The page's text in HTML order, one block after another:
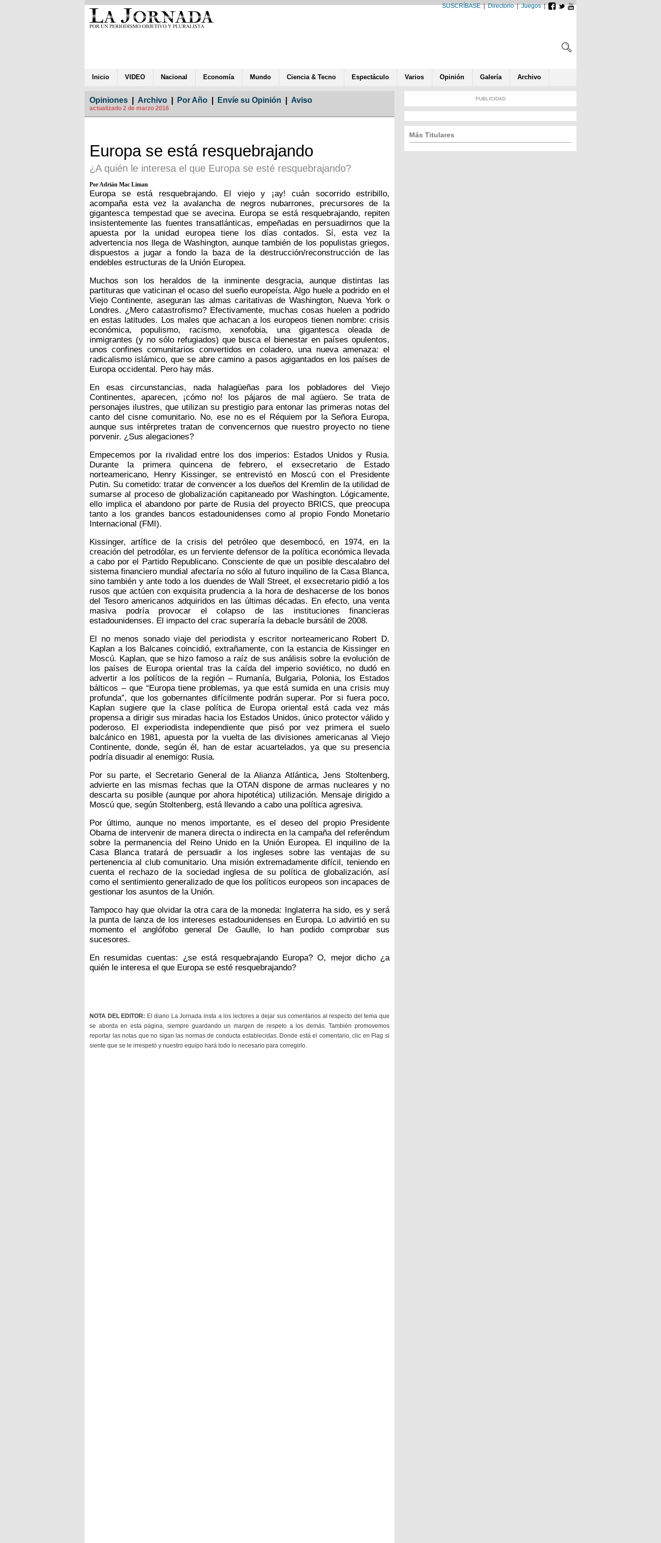
SUSCRÍBASE|Directorio|Juegos|
Inicio VIDEO Nacional Economía Mundo Ciencia & Tecno Espectáculo Varios Opinión Galería Archivo
Opiniones Archivo Por Año Envíe su Opinión Aviso
actualizado 2 de marzo 2016
Europa se está resquebrajando
¿A quién le interesa el que Europa se esté resquebrajando?
Por Adrián Mac Liman
Europa se está resquebrajando. El viejo y ¡ay! cuán socorrido estribillo,
acompaña esta vez la avalancha de negros nubarrones, precursores de la
gigantesca tempestad que se avecina. Europa se está resquebrajando, repiten
insistentemente las fuentes transatlánticas, empeñadas en persuadirnos que la
apuesta por la unidad europea tiene los días contados. Sí, esta vez la
advertencia nos llega de Washington, aunque también de los populistas griegos,
dispuestos a jugar a fondo la baza de la destrucción/reconstrucción de las
endebles estructuras de la Unión Europea.
Muchos son los heraldos de la inminente desgracia, aunque distintas las
partituras que vaticinan el ocaso del sueño europeísta. Algo huele a podrido en el
Viejo Continente, aseguran las almas caritativas de Washington, Nueva York o
Londres. ¿Mero catastrofismo? Efectivamente, muchas cosas huelen a podrido
en estas latitudes. Los males que achacan a los europeos tienen nombre: crisis
económica, populismo, racismo, xenofobia, una gigantesca oleada de
inmigrantes (y no sólo refugiados) que busca el bienestar en países opulentos,
unos confines comunitarios convertidos en coladero, una nueva amenaza: el
radicalismo islámico, que se abre camino a pasos agigantados en los países de
Europa occidental. Pero hay más.
En esas circunstancias, nada halagüeñas para los pobladores del Viejo
Continentes, aparecen, ¡cómo no! los pájaros de mal agüero. Se trata de
personajes ilustres, que utilizan su prestigio para entonar las primeras notas del
canto del cisne comunitario. No, ese no es el Réquiem por la Señora Europa,
aunque sus intérpretes tratan de convencernos que nuestro proyecto no tiene
porvenir. ¿Sus alegaciones?
Empecemos por la rivalidad entre los dos imperios: Estados Unidos y Rusia.
Durante la primera quincena de febrero, el exsecretario de Estado
norteamericano, Henry Kissinger, se entrevistó en Moscú con el Presidente
Putin. Su cometido: tratar de convencer a los dueños del Kremlin de la utilidad de
sumarse al proceso de globalización capitaneado por Washington. Lógicamente,
ello implica el abandono por parte de Rusia del proyecto BRICS, que preocupa
tanto a los grandes bancos estadounidenses como al propio Fondo Monetario
Internacional (FMI).
Kissinger, artífice de la crisis del petróleo que desembocó, en 1974, en la
creación del petrodólar, es un ferviente defensor de la política económica llevada
a cabo por el Partido Republicano. Consciente de que un posible descalabro del
sistema financiero mundial afectaría no sólo al futuro inquilino de la Casa Blanca,
sino también y ante todo a los duendes de Wall Street, el exsecretario pidió a los
rusos que actúen con exquisita prudencia a la hora de deshacerse de los bonos
del Tesoro americanos adquiridos en las últimas décadas. En efecto, una venta
masiva podría provocar el colapso de las instituciones financieras
estadounidenses. El impacto del crac superaría la debacle bursátil de 2008.
El no menos sonado viaje del periodista y escritor norteamericano Robert D.
Kaplan a los Balcanes coincidió, extrañamente, con la estancia de Kissinger en
Moscú. Kaplan, que se hizo famoso a raíz de sus análisis sobre la evolución de
los países de Europa oriental tras la caída del imperio soviético, no dudó en
advertir a los políticos de la región – Rumanía, Bulgaria, Polonia, los Estados
bálticos – que “Europa tiene problemas, ya que está sumida en una crisis muy
profunda”, que los gobernantes difícilmente podrán superar. Por si fuera poco,
Kaplan sugiere que la clase política de Europa oriental está cada vez más
propensa a dirigir sus miradas hacia los Estados Unidos, único protector válido y
poderoso. El experiodista independiente que pisó por vez primera el suelo
balcánico en 1981, apuesta por la vuelta de las divisiones americanas al Viejo
Continente, donde, según él, han de estar acuartelados, ya que su presencia
podría disuadir al enemigo: Rusia.
Por su parte, el Secretario General de la Alianza Atlántica, Jens Stoltenberg,
advierte en las mismas fechas que la OTAN dispone de armas nucleares y no
descarta su posible (aunque por ahora hipotética) utilización. Mensaje dirigido a
Moscú que, según Stoltenberg, está llevando a cabo una política agresiva.
Por último, aunque no menos importante, es el deseo del propio Presidente
Obama de intervenir de manera directa o indirecta en la campaña del referéndum
sobre la permanencia del Reino Unido en la Unión Europea. El inquilino de la
Casa Blanca tratará de persuadir a los ingleses sobre las ventajas de su
pertenencia al club comunitario. Una misión extremadamente difícil, teniendo en
cuenta el rechazo de la sociedad inglesa de su política de globalización, así
como el sentimiento generalizado de que los políticos europeos son incapaces de
gestionar los asuntos de la Unión.
Tampoco hay que olvidar la otra cara de la moneda: Inglaterra ha sido, es y será
la punta de lanza de los intereses estadounidenses en Europa. Lo advirtió en su
momento el anglófobo general De Gaulle, lo han podido comprobar sus
sucesores.
En resumidas cuentas: ¿se está resquebrajando Europa? O, mejor dicho ¿a
quién le interesa el que Europa se esté resquebrajando?
NOTA DEL EDITOR: El diario La Jornada insta a los lectores a dejar sus comentarios al respecto del tema que
se aborda en esta página, siempre guardando un margen de respeto a los demás. También promovemos
reportar las notas que no sigan las normas de conducta establecidas. Donde está el comentario, clic en Flag si
siente que se le irrespetó y nuestro equipo hará todo lo necesario para corregirlo.
PUBLICIDAD
Más Titulares